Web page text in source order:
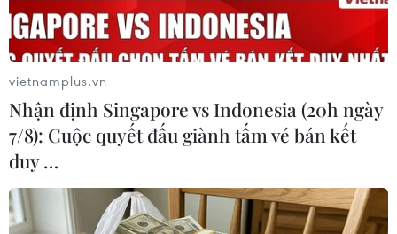
vietnamplus.vn
Nhận định Singapore vs Indonesia (20h ngày
7/8): Cuộc quyết đấu giành tấm vé bán kết
duy …